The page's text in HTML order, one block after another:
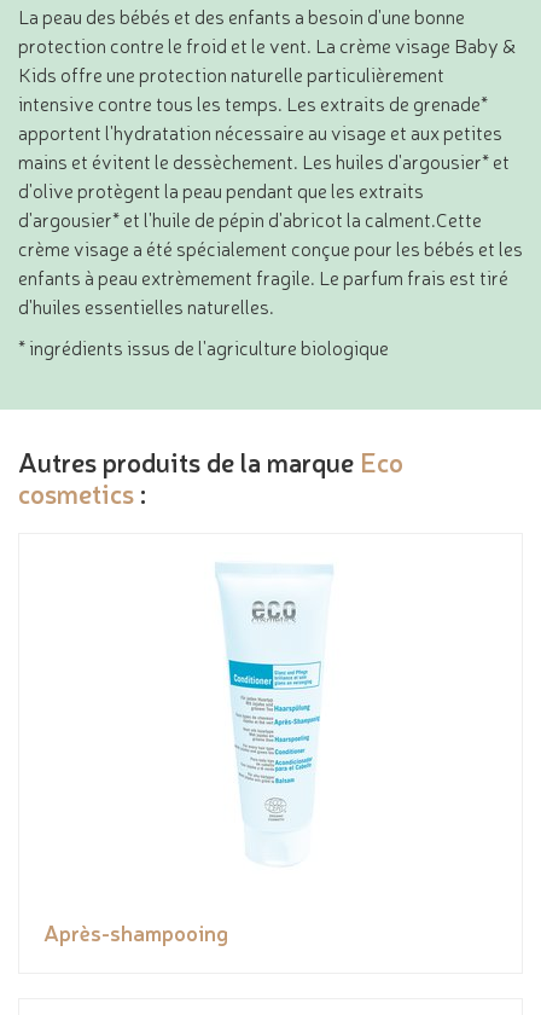
La peau des bébés et des enfants a besoin d'une bonne
protection contre le froid et le vent. La crème visage Baby &
Kids offre une protection naturelle particulièrement
intensive contre tous les temps. Les extraits de grenade*
apportent l'hydratation nécessaire au visage et aux petites
mains et évitent le dessèchement. Les huiles d'argousier* et
d'olive protègent la peau pendant que les extraits
d'argousier* et l'huile de pépin d'abricot la calment.Cette
crème visage a été spécialement conçue pour les bébés et les
enfants à peau extrèmement fragile. Le parfum frais est tiré
d'huiles essentielles naturelles.
* ingrédients issus de l'agriculture biologique
Autres produits de la marque Eco
cosmetics :
Après-shampooing